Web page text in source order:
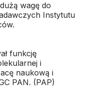
wagę do
Instytutu
funkcję
i
naukową i
PAN. (PAP)